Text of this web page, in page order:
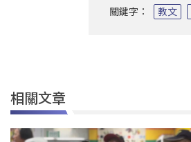
關鍵字： 教文
相關文章